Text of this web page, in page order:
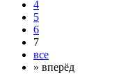
4
5
6
7
все
» вперёд